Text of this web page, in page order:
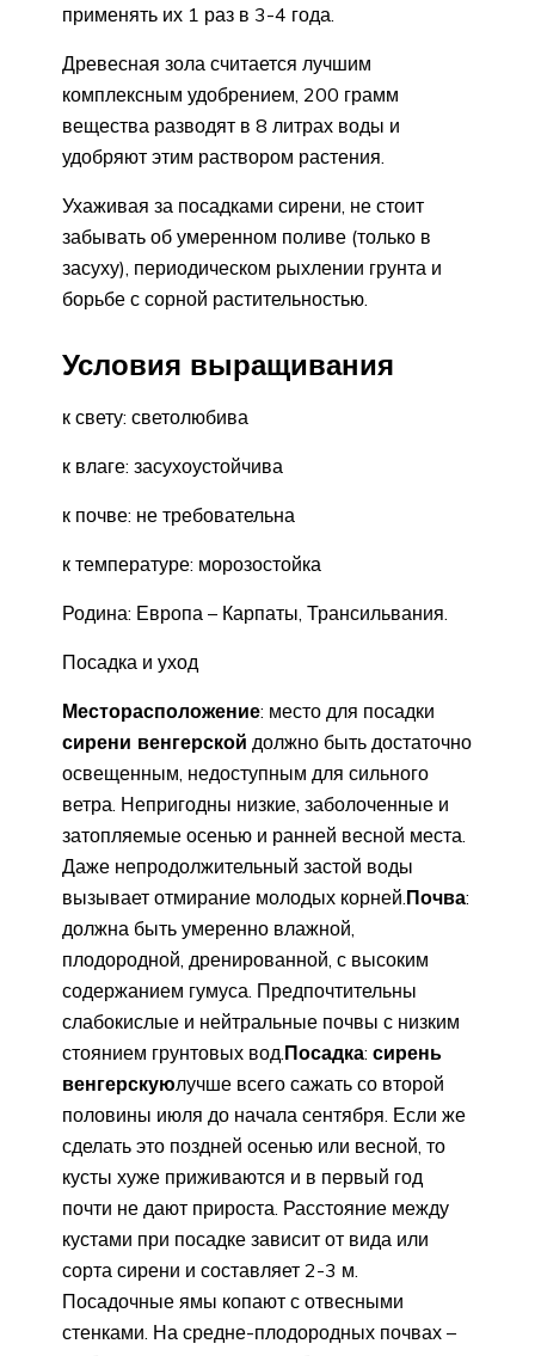
применять их 1 раз в 3-4 года.
Древесная зола считается лучшим
комплексным удобрением, 200 грамм
вещества разводят в 8 литрах воды и
удобряют этим раствором растения.
Ухаживая за посадками сирени, не стоит
забывать об умеренном поливе (только в
засуху), периодическом рыхлении грунта и
борьбе с сорной растительностью.
Условия выращивания
к свету: светолюбива
к влаге: засухоустойчива
к почве: не требовательна
к температуре: морозостойка
Родина: Европа – Карпаты, Трансильвания.
Посадка и уход
Месторасположение: место для посадки
сирени венгерской должно быть достаточно
освещенным, недоступным для сильного
ветра. Непригодны низкие, заболоченные и
затопляемые осенью и ранней весной места.
Даже непродолжительный застой воды
вызывает отмирание молодых корней.Почва:
должна быть умеренно влажной,
плодородной, дренированной, с высоким
содержанием гумуса. Предпочтительны
слабокислые и нейтральные почвы с низким
стоянием грунтовых вод.Посадка: сирень
венгерскуюлучше всего сажать со второй
половины июля до начала сентября. Если же
сделать это поздней осенью или весной, то
кусты хуже приживаются и в первый год
почти не дают прироста. Расстояние между
кустами при посадке зависит от вида или
сорта сирени и составляет 2-3 м.
Посадочные ямы копают с отвесными
стенками. На средне-плодородных почвах –